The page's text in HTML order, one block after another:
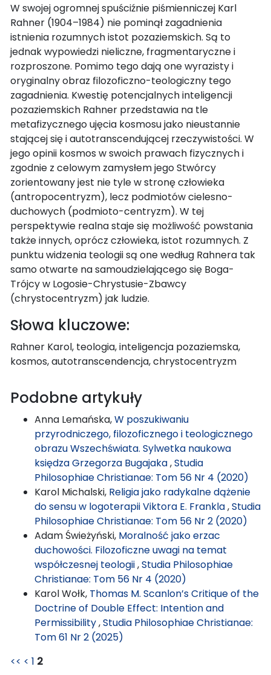
W swojej ogromnej spuściźnie piśmienniczej Karl
Rahner (1904–1984) nie pominął zagadnienia
istnienia rozumnych istot pozaziemskich. Są to
jednak wypowiedzi nieliczne, fragmentaryczne i
rozproszone. Pomimo tego dają one wyrazisty i
oryginalny obraz filozoficzno-teologiczny tego
zagadnienia. Kwestię potencjalnych inteligencji
pozaziemskich Rahner przedstawia na tle
metafizycznego ujęcia kosmosu jako nieustannie
stającej się i autotranscendującej rzeczywistości. W
jego opinii kosmos w swoich prawach fizycznych i
zgodnie z celowym zamysłem jego Stwórcy
zorientowany jest nie tyle w stronę człowieka
(antropocentryzm), lecz podmiotów cielesno-
duchowych (podmioto-centryzm). W tej
perspektywie realna staje się możliwość powstania
także innych, oprócz człowieka, istot rozumnych. Z
punktu widzenia teologii są one według Rahnera tak
samo otwarte na samoudzielającego się Boga-
Trójcy w Logosie-Chrystusie-Zbawcy
(chrystocentryzm) jak ludzie.
Słowa kluczowe:
Rahner Karol, teologia, inteligencja pozaziemska,
kosmos, autotranscendencja, chrystocentryzm
Podobne artykuły
Anna Lemańska,W poszukiwaniu
przyrodniczego, filozoficznego i teologicznego
obrazu Wszechświata. Sylwetka naukowa
księdza Grzegorza Bugajaka,Studia
Philosophiae Christianae: Tom 56 Nr 4 (2020)
Karol Michalski, Religia jako radykalne dążenie
do sensu w logoterapii Viktora E. Frankla,Studia
Philosophiae Christianae: Tom 56 Nr 2 (2020)
Adam Świeżyński, Moralność jako erzac
duchowości. Filozoficzne uwagi na temat
współczesnej teologii,Studia Philosophiae
Christianae: Tom 56 Nr 4 (2020)
Karol Wołk, Thomas M. Scanlon’s Critique of the
Doctrine of Double Effect: Intention and
Permissibility,Studia Philosophiae Christianae:
Tom 61 Nr 2 (2025)
<< < 1 2